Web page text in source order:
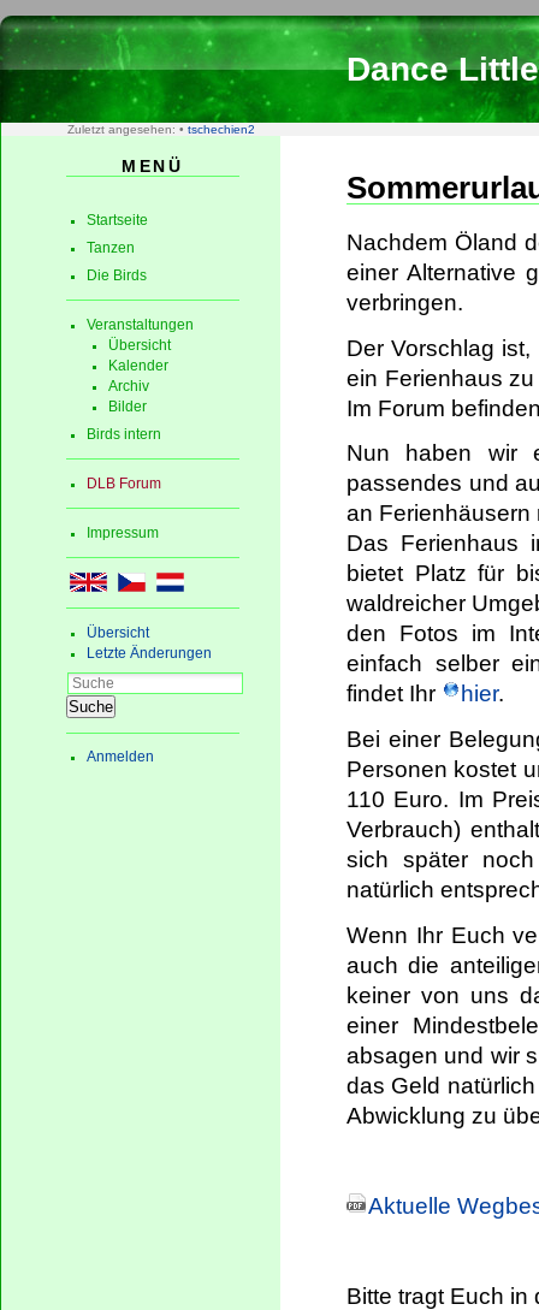
Dance
Zuletzt angesehen: • tschechien2
Nachdem Öland
einer Alternative
verbringen.
Der Vorschlag
ein Ferienhaus
Im Forum
Nun haben wir
passendes und
an Ferienhäusern
Das Ferienhaus
bietet Platz für
waldreicher
den Fotos im
einfach selber
findet Ihr
hier.
Bei einer
Personen kostet
110 Euro. Im
Verbrauch)
sich später
natürlich
Wenn Ihr Euch
auch die
keiner von uns
einer
absagen und wir
das Geld
Abwicklung zu
Aktuelle
Bitte tragt Euch in
MENÜ
Startseite
Tanzen
Die Birds
Veranstaltungen
Übersicht
Kalender
Archiv
Bilder
Birds intern
DLB Forum
Impressum
Übersicht
Letzte Änderungen
Suche
Anmelden